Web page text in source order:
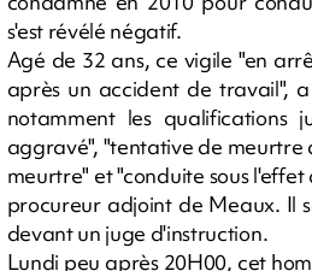
s'est révélé négatif.
Agé de 32 ans, ce vigile "en
après un accident de travail",
notamment les qualifications
aggravé", "tentative de
meurtre" et "conduite sous l'effet
procureur adjoint de Meaux. Il
devant un juge d'instruction.
Lundi peu après 20H00, cet